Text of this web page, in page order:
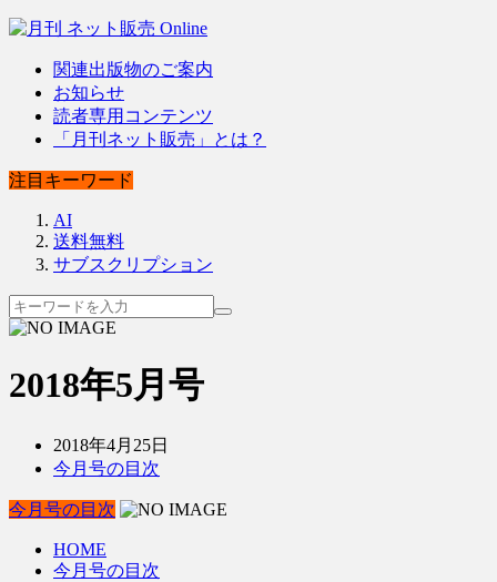
関連出版物のご案内
お知らせ
読者専用コンテンツ
「月刊ネット販売」とは？
注目キーワード
AI
送料無料
サブスクリプション
2018年5月号
2018年4月25日
今月号の目次
今月号の目次
HOME
今月号の目次